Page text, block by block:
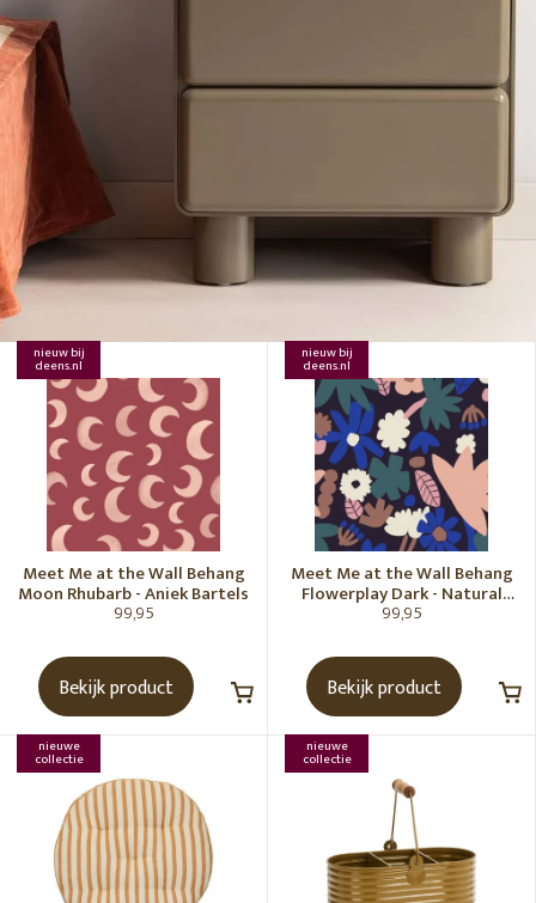
nieuw bij
deens.nl
Meet Me at the Wall Behang
Moon Rhubarb - Aniek Bartels
99,95
Bekijk product
nieuw bij
deens.nl
Meet Me at the Wall Behang
Flowerplay Dark - Natural
Noord
99,95
Bekijk product
nieuwe
collectie
nieuwe
collectie